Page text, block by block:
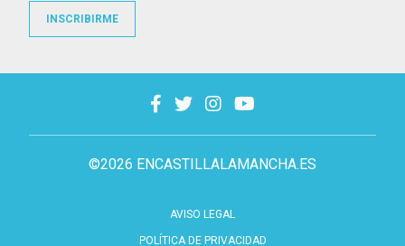
©2026 ENCASTILLALAMANCHA.ES
AVISO LEGAL
POLÍTICA DE PRIVACIDAD
INSCRIBIRME